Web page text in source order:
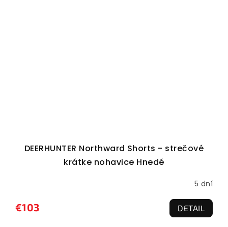
DEERHUNTER Northward Shorts - strečové
krátke nohavice Hnedé
5 dní
€103 DETAIL